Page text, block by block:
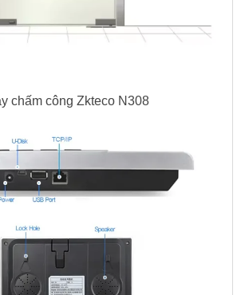
chấm công Zkteco N308